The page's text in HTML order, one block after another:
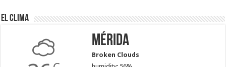
El Clima
Mérida
Broken Clouds